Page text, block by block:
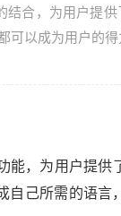
结合，为用户提供
可以成为用户的
能，为用户提供
自己所需的语言